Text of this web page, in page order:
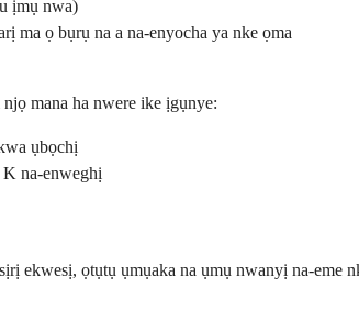
ịmụ nwa)
ma ọ bụrụ na a na-enyocha ya nke ọma
mana ha nwere ike ịgụnye:
ụbọchị
na-enweghị
ekwesị, ọtụtụ ụmụaka na ụmụ nwanyị na-